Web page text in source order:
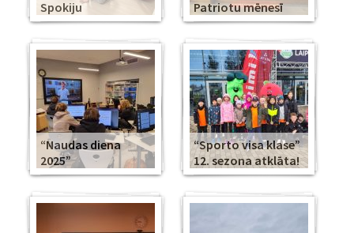
Spokiju
Patriotu mēnesī
“Naudas diena
2025”
“Sporto visa klase”
12. sezona atklāta!